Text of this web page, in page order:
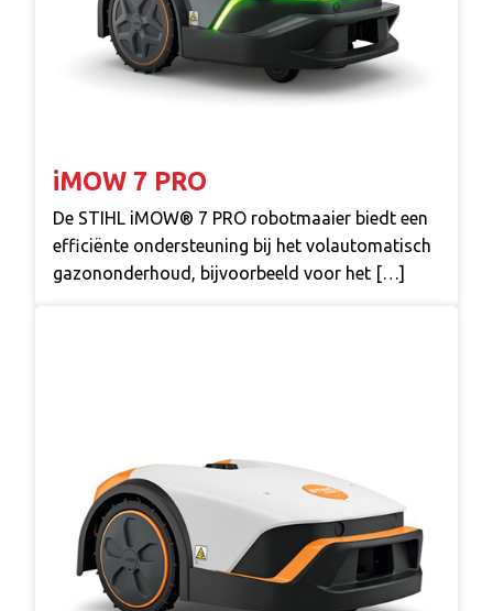
iMOW 7 PRO
De STIHL iMOW® 7 PRO robotmaaier biedt een
efficiënte ondersteuning bij het volautomatisch
gazononderhoud, bijvoorbeeld voor het […]